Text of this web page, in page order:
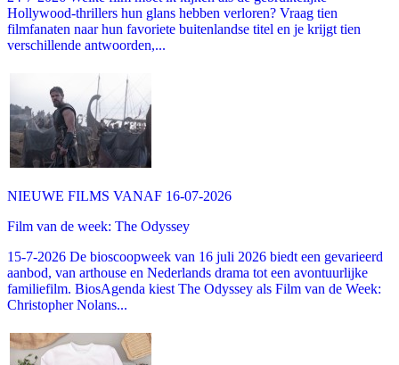
Hollywood-thrillers hun glans hebben verloren? Vraag tien
filmfanaten naar hun favoriete buitenlandse titel en je krijgt tien
verschillende antwoorden,...
NIEUWE FILMS VANAF 16-07-2026
Film van de week: The Odyssey
15-7-2026 De bioscoopweek van 16 juli 2026 biedt een gevarieerd
aanbod, van arthouse en Nederlands drama tot een avontuurlijke
familiefilm. BiosAgenda kiest The Odyssey als Film van de Week:
Christopher Nolans...